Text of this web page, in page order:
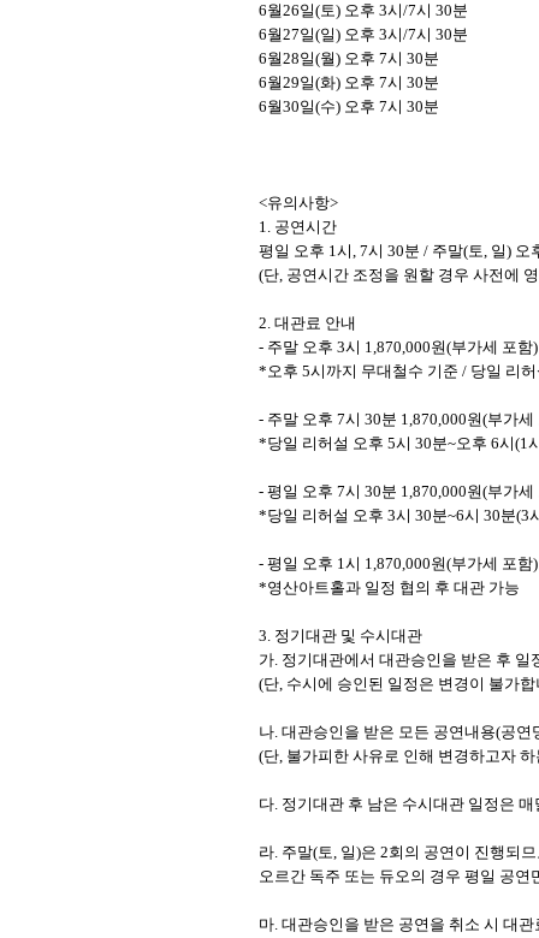
6월26일(토) 오후 3시/7시 30분
6월27일(일) 오후 3시/7시 30분
6월28일(월) 오후 7시 30분
6월29일(화) 오후 7시 30분
6월30일(수) 오후 7시 30분
<유의사항>
1. 공연시간
평일 오후 1시, 7시 30분 / 주말(토, 일) 오
(단, 공연시간 조정을 원할 경우 사전에
2. 대관료 안내
- 주말 오후 3시 1,870,000원(부가세 포함)
*오후 5시까지 무대철수 기준 / 당일 리
- 주말 오후 7시 30분 1,870,000원(부가세
*당일 리허설 오후 5시 30분~오후 6시(1
- 평일 오후 7시 30분 1,870,000원(부가세
*당일 리허설 오후 3시 30분~6시 30분(3
- 평일 오후 1시 1,870,000원(부가세 포함)
*영산아트홀과 일정 협의 후 대관 가능
3. 정기대관 및 수시대관
가. 정기대관에서 대관승인을 받은 후 일
(단, 수시에 승인된 일정은 변경이 불가합
나. 대관승인을 받은 모든 공연내용(공연
(단, 불가피한 사유로 인해 변경하고자
다. 정기대관 후 남은 수시대관 일정은
라. 주말(토, 일)은 2회의 공연이 진행되
오르간 독주 또는 듀오의 경우 평일 공연
마. 대관승인을 받은 공연을 취소 시 대관